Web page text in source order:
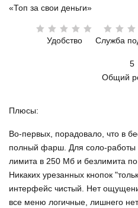
«Топ за свои деньги»
Удобство Служба
5
Общий
Плюсы:
Во-первых, порадовало, что в
полный фарш. Для соло-работы
лимита в 250 Мб и безлимита по
Никаких урезанных кнопок
интерфейс чистый. Нет
все меню логичные, лишнего